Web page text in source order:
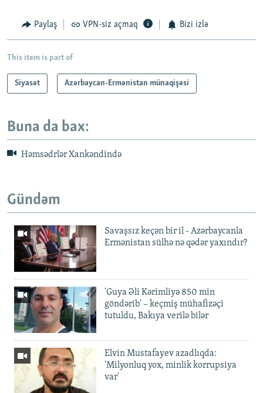
Paylaş VPN-siz açmaq Bizi izlə
This item is part of
Siyasət Azərbaycan-Ermənistan münaqişəsi
Buna da bax:
Həmsədrlər Xankəndində
Gündəm
Savaşsız keçən bir il - Azərbaycanla
Ermənistan sülhə nə qədər yaxındır?
'Guya Əli Kərimliyə 850 min
göndərib' – keçmiş mühafizəçi
tutuldu, Bakıya verilə bilər
Elvin Mustafayev azadlıqda:
'Milyonluq yox, minlik korrupsiya
var'